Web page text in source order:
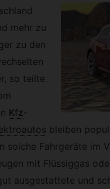
mehr zu
zu den
so teilte
Kfz
bleiben
solche Fahrgeräte im
mit Flüssiggas
ausgestattete und